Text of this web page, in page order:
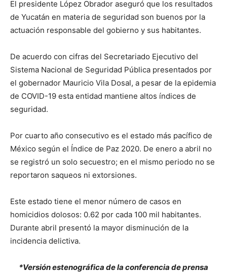
El presidente López Obrador aseguró que los resultados
de Yucatán en materia de seguridad son buenos por la
actuación responsable del gobierno y sus habitantes.
De acuerdo con cifras del Secretariado Ejecutivo del
Sistema Nacional de Seguridad Pública presentados por
el gobernador Mauricio Vila Dosal, a pesar de la epidemia
de COVID-19 esta entidad mantiene altos índices de
seguridad.
Por cuarto año consecutivo es el estado más pacífico de
México según el Índice de Paz 2020. De enero a abril no
se registró un solo secuestro; en el mismo periodo no se
reportaron saqueos ni extorsiones.
Este estado tiene el menor número de casos en
homicidios dolosos: 0.62 por cada 100 mil habitantes.
Durante abril presentó la mayor disminución de la
incidencia delictiva.
*Versión estenográfica de la conferencia de prensa